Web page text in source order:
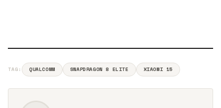
TAG: QUALCOMM SNAPDRAGON 8 ELITE XIAOMI 15